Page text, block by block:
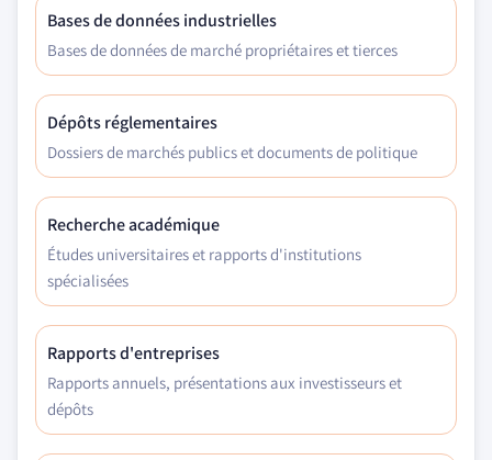
Bases de données industrielles
Bases de données de marché propriétaires et tierces
Dépôts réglementaires
Dossiers de marchés publics et documents de politique
Recherche académique
Études universitaires et rapports d'institutions
spécialisées
Rapports d'entreprises
Rapports annuels, présentations aux investisseurs et
dépôts